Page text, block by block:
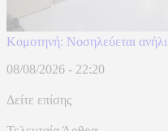
Κομοτηνή: Νοσηλεύεται
08/08/2026 - 22:20
Δείτε επίσης